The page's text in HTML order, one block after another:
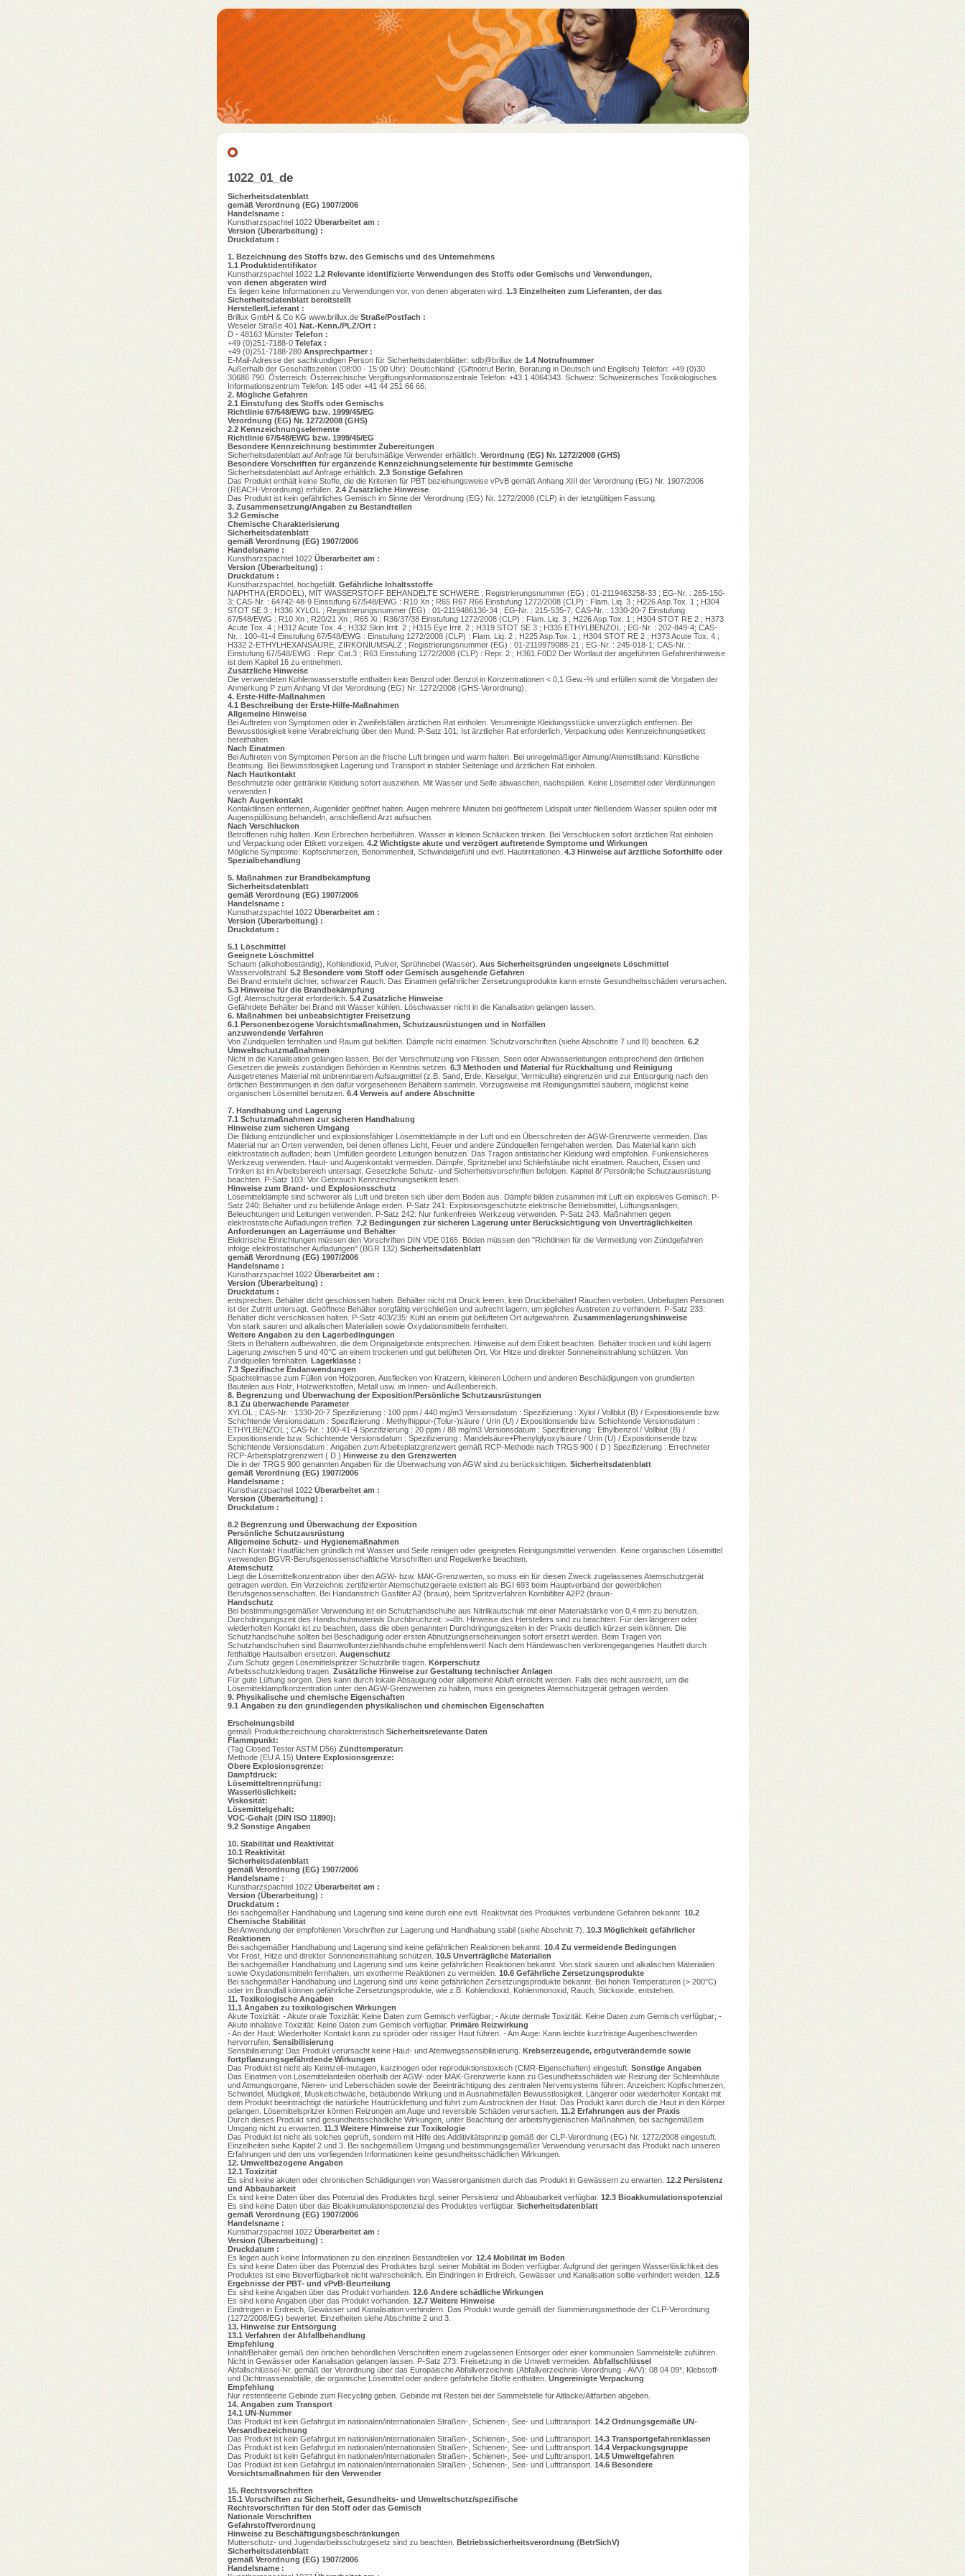
1022_01_de
Sicherheitsdatenblatt
gemäß Verordnung (EG) 1907/2006
Handelsname :
Kunstharzspachtel 1022 Überarbeitet am :
Version (Überarbeitung) :
Druckdatum :
1. Bezeichnung des Stoffs bzw. des Gemischs und des Unternehmens
1.1 Produktidentifikator
Kunstharzspachtel 1022 1.2 Relevante identifizierte Verwendungen des Stoffs oder Gemischs und Verwendungen,
von denen abgeraten wird
Es liegen keine Informationen zu Verwendungen vor, von denen abgeraten wird. 1.3 Einzelheiten zum Lieferanten, der das
Sicherheitsdatenblatt bereitstellt
Hersteller/Lieferant :
Brillux GmbH & Co KG www.brillux.de Straße/Postfach :
Weseler Straße 401 Nat.-Kenn./PLZ/Ort :
D - 48163 Münster Telefon :
+49 (0)251-7188-0 Telefax :
+49 (0)251-7188-280 Ansprechpartner :
E-Mail-Adresse der sachkundigen Person für Sicherheitsdatenblätter: sdb@brillux.de 1.4 Notrufnummer
Außerhalb der Geschäftszeiten (08:00 - 15:00 Uhr): Deutschland: (Giftnotruf Berlin, Beratung in Deutsch und Englisch) Telefon: +49 (0)30
30686 790. Österreich: Österreichische Vergiftungsinformationszentrale Telefon: +43 1 4064343. Schweiz: Schweizerisches Toxikologisches
Informationszentrum Telefon: 145 oder +41 44 251 66 66.
2. Mögliche Gefahren
2.1 Einstufung des Stoffs oder Gemischs
Richtlinie 67/548/EWG bzw. 1999/45/EG
Verordnung (EG) Nr. 1272/2008 (GHS)
2.2 Kennzeichnungselemente
Richtlinie 67/548/EWG bzw. 1999/45/EG
Besondere Kennzeichnung bestimmter Zubereitungen
Sicherheitsdatenblatt auf Anfrage für berufsmäßige Verwender erhältlich. Verordnung (EG) Nr. 1272/2008 (GHS)
Besondere Vorschriften für ergänzende Kennzeichnungselemente für bestimmte Gemische
Sicherheitsdatenblatt auf Anfrage erhältlich. 2.3 Sonstige Gefahren
Das Produkt enthält keine Stoffe, die die Kriterien für PBT beziehungsweise vPvB gemäß Anhang XIII der Verordnung (EG) Nr. 1907/2006
(REACH-Verordnung) erfüllen. 2.4 Zusätzliche Hinweise
Das Produkt ist kein gefährliches Gemisch im Sinne der Verordnung (EG) Nr. 1272/2008 (CLP) in der letztgültigen Fassung.
3. Zusammensetzung/Angaben zu Bestandteilen
3.2 Gemische
Chemische Charakterisierung
Sicherheitsdatenblatt
gemäß Verordnung (EG) 1907/2006
Handelsname :
Kunstharzspachtel 1022 Überarbeitet am :
Version (Überarbeitung) :
Druckdatum :
Kunstharzspachtel, hochgefüllt. Gefährliche Inhaltsstoffe
NAPHTHA (ERDOEL), MIT WASSERSTOFF BEHANDELTE SCHWERE ; Registrierungsnummer (EG) : 01-2119463258-33 ; EG-Nr. : 265-150-
3; CAS-Nr. : 64742-48-9 Einstufung 67/548/EWG : R10 Xn ; R65 R67 R66 Einstufung 1272/2008 (CLP) : Flam. Liq. 3 ; H226 Asp.Tox. 1 ; H304
STOT SE 3 ; H336 XYLOL ; Registrierungsnummer (EG) : 01-2119486136-34 ; EG-Nr. : 215-535-7; CAS-Nr. : 1330-20-7 Einstufung
67/548/EWG : R10 Xn ; R20/21 Xn ; R65 Xi ; R36/37/38 Einstufung 1272/2008 (CLP) : Flam. Liq. 3 ; H226 Asp.Tox. 1 ; H304 STOT RE 2 ; H373
Acute Tox. 4 ; H312 Acute Tox. 4 ; H332 Skin Irrit. 2 ; H315 Eye Irrit. 2 ; H319 STOT SE 3 ; H335 ETHYLBENZOL ; EG-Nr. : 202-849-4; CAS-
Nr. : 100-41-4 Einstufung 67/548/EWG : Einstufung 1272/2008 (CLP) : Flam. Liq. 2 ; H225 Asp.Tox. 1 ; H304 STOT RE 2 ; H373 Acute Tox. 4 ;
H332 2-ETHYLHEXANSÄURE, ZIRKONIUMSALZ ; Registrierungsnummer (EG) : 01-2119979088-21 ; EG-Nr. : 245-018-1; CAS-Nr. :
Einstufung 67/548/EWG : Repr. Cat.3 ; R63 Einstufung 1272/2008 (CLP) : Repr. 2 ; H361.F0D2 Der Wortlaut der angeführten Gefahrenhinweise
ist dem Kapitel 16 zu entnehmen.
Zusätzliche Hinweise
Die verwendeten Kohlenwasserstoffe enthalten kein Benzol oder Benzol in Konzentrationen < 0,1 Gew.-% und erfüllen somit die Vorgaben der
Anmerkung P zum Anhang VI der Verordnung (EG) Nr. 1272/2008 (GHS-Verordnung).
4. Erste-Hilfe-Maßnahmen
4.1 Beschreibung der Erste-Hilfe-Maßnahmen
Allgemeine Hinweise
Bei Auftreten von Symptomen oder in Zweifelsfällen ärztlichen Rat einholen. Verunreinigte Kleidungsstücke unverzüglich entfernen. Bei
Bewusstlosigkeit keine Verabreichung über den Mund. P-Satz 101: Ist ärztlicher Rat erforderlich, Verpackung oder Kennzeichnungsetikett
bereithalten.
Nach Einatmen
Bei Auftreten von Symptomen Person an die frische Luft bringen und warm halten. Bei unregelmäßiger Atmung/Atemstillstand: Künstliche
Beatmung. Bei Bewusstlosigkeit Lagerung und Transport in stabiler Seitenlage und ärztlichen Rat einholen.
Nach Hautkontakt
Beschmutzte oder getränkte Kleidung sofort ausziehen. Mit Wasser und Seife abwaschen, nachspülen. Keine Lösemittel oder Verdünnungen
verwenden !
Nach Augenkontakt
Kontaktlinsen entfernen, Augenlider geöffnet halten. Augen mehrere Minuten bei geöffnetem Lidspalt unter fließendem Wasser spülen oder mit
Augenspüllösung behandeln, anschließend Arzt aufsuchen.
Nach Verschlucken
Betroffenen ruhig halten. Kein Erbrechen herbeiführen. Wasser in kleinen Schlucken trinken. Bei Verschlucken sofort ärztlichen Rat einholen
und Verpackung oder Etikett vorzeigen. 4.2 Wichtigste akute und verzögert auftretende Symptome und Wirkungen
Mögliche Symptome: Kopfschmerzen, Benommenheit, Schwindelgefühl und evtl. Hautirritationen. 4.3 Hinweise auf ärztliche Soforthilfe oder
Spezialbehandlung
5. Maßnahmen zur Brandbekämpfung
Sicherheitsdatenblatt
gemäß Verordnung (EG) 1907/2006
Handelsname :
Kunstharzspachtel 1022 Überarbeitet am :
Version (Überarbeitung) :
Druckdatum :
5.1 Löschmittel
Geeignete Löschmittel
Schaum (alkoholbeständig), Kohlendioxid, Pulver, Sprühnebel (Wasser). Aus Sicherheitsgründen ungeeignete Löschmittel
Wasservollstrahl. 5.2 Besondere vom Stoff oder Gemisch ausgehende Gefahren
Bei Brand entsteht dichter, schwarzer Rauch. Das Einatmen gefährlicher Zersetzungsprodukte kann ernste Gesundheitsschäden verursachen.
5.3 Hinweise für die Brandbekämpfung
Ggf. Atemschutzgerät erforderlich. 5.4 Zusätzliche Hinweise
Gefährdete Behälter bei Brand mit Wasser kühlen. Löschwasser nicht in die Kanalisation gelangen lassen.
6. Maßnahmen bei unbeabsichtigter Freisetzung
6.1 Personenbezogene Vorsichtsmaßnahmen, Schutzausrüstungen und in Notfällen
anzuwendende Verfahren
Von Zündquellen fernhalten und Raum gut belüften. Dämpfe nicht einatmen. Schutzvorschriften (siehe Abschnitte 7 und 8) beachten. 6.2
Umweltschutzmaßnahmen
Nicht in die Kanalisation gelangen lassen. Bei der Verschmutzung von Flüssen, Seen oder Abwasserleitungen entsprechend den örtlichen
Gesetzen die jeweils zuständigen Behörden in Kenntnis setzen. 6.3 Methoden und Material für Rückhaltung und Reinigung
Ausgetretenes Material mit unbrennbarem Aufsaugmittel (z.B. Sand, Erde, Kieselgur, Vermiculite) eingrenzen und zur Entsorgung nach den
örtlichen Bestimmungen in den dafür vorgesehenen Behältern sammeln. Vorzugsweise mit Reinigungsmittel säubern, möglichst keine
organischen Lösemittel benutzen. 6.4 Verweis auf andere Abschnitte
7. Handhabung und Lagerung
7.1 Schutzmaßnahmen zur sicheren Handhabung
Hinweise zum sicheren Umgang
Die Bildung entzündlicher und explosionsfähiger Lösemitteldämpfe in der Luft und ein Überschreiten der AGW-Grenzwerte vermeiden. Das
Material nur an Orten verwenden, bei denen offenes Licht, Feuer und andere Zündquellen ferngehalten werden. Das Material kann sich
elektrostatisch aufladen; beim Umfüllen geerdete Leitungen benutzen. Das Tragen antistatischer Kleidung wird empfohlen. Funkensicheres
Werkzeug verwenden. Haut- und Augenkontakt vermeiden. Dämpfe, Spritznebel und Schleifstäube nicht einatmen. Rauchen, Essen und
Trinken ist im Arbeitsbereich untersagt. Gesetzliche Schutz- und Sicherheitsvorschriften befolgen. Kapitel 8/ Persönliche Schutzausrüstung
beachten. P-Satz 103: Vor Gebrauch Kennzeichnungsetikett lesen.
Hinweise zum Brand- und Explosionsschutz
Lösemitteldämpfe sind schwerer als Luft und breiten sich über dem Boden aus. Dämpfe bilden zusammen mit Luft ein explosives Gemisch. P-
Satz 240: Behälter und zu befüllende Anlage erden. P-Satz 241: Explosionsgeschützte elektrische Betriebsmittel, Lüftungsanlagen,
Beleuchtungen und Leitungen verwenden. P-Satz 242: Nur funkenfreies Werkzeug verwenden. P-Satz 243: Maßnahmen gegen
elektrostatische Aufladungen treffen. 7.2 Bedingungen zur sicheren Lagerung unter Berücksichtigung von Unverträglichkeiten
Anforderungen an Lagerräume und Behälter
Elektrische Einrichtungen müssen den Vorschriften DIN VDE 0165. Böden müssen den "Richtlinien für die Vermeidung von Zündgefahren
infolge elektrostatischer Aufladungen" (BGR 132) Sicherheitsdatenblatt
gemäß Verordnung (EG) 1907/2006
Handelsname :
Kunstharzspachtel 1022 Überarbeitet am :
Version (Überarbeitung) :
Druckdatum :
entsprechen. Behälter dicht geschlossen halten. Behälter nicht mit Druck leeren, kein Druckbehälter! Rauchen verboten. Unbefugten Personen
ist der Zutritt untersagt. Geöffnete Behälter sorgfältig verschließen und aufrecht lagern, um jegliches Austreten zu verhindern. P-Satz 233:
Behälter dicht verschlossen halten. P-Satz 403/235: Kühl an einem gut belüfteten Ort aufgewahren. Zusammenlagerungshinweise
Von stark sauren und alkalischen Materialien sowie Oxydationsmitteln fernhalten.
Weitere Angaben zu den Lagerbedingungen
Stets in Behältern aufbewahren, die dem Originalgebinde entsprechen. Hinweise auf dem Etikett beachten. Behälter trocken und kühl lagern.
Lagerung zwischen 5 und 40°C an einem trockenen und gut belüfteten Ort. Vor Hitze und direkter Sonneneinstrahlung schützen. Von
Zündquellen fernhalten. Lagerklasse :
7.3 Spezifische Endanwendungen
Spachtelmasse zum Füllen von Holzporen, Ausflecken von Kratzern, kleineren Löchern und anderen Beschädigungen von grundierten
Bauteilen aus Holz, Holzwerkstoffen, Metall usw. im Innen- und Außenbereich.
8. Begrenzung und Überwachung der Exposition/Persönliche Schutzausrüstungen
8.1 Zu überwachende Parameter
XYLOL ; CAS-Nr. : 1330-20-7 Spezifizierung : 100 ppm / 440 mg/m3 Versionsdatum : Spezifizierung : Xylol / Vollblut (B) / Expositionsende bzw.
Schichtende Versionsdatum : Spezifizierung : Methylhippur-(Tolur-)säure / Urin (U) / Expositionsende bzw. Schichtende Versionsdatum :
ETHYLBENZOL ; CAS-Nr. : 100-41-4 Spezifizierung : 20 ppm / 88 mg/m3 Versionsdatum : Spezifizierung : Ethylbenzol / Vollblut (B) /
Expositionsende bzw. Schichtende Versionsdatum : Spezifizierung : Mandelsäure+Phenylglyoxylsäure / Urin (U) / Expositionsende bzw.
Schichtende Versionsdatum : Angaben zum Arbeitsplatzgrenzwert gemäß RCP-Methode nach TRGS 900 ( D ) Spezifizierung : Errechneter
RCP-Arbeitsplatzgrenzwert ( D ) Hinweise zu den Grenzwerten
Die in der TRGS 900 genannten Angaben für die Überwachung von AGW sind zu berücksichtigen. Sicherheitsdatenblatt
gemäß Verordnung (EG) 1907/2006
Handelsname :
Kunstharzspachtel 1022 Überarbeitet am :
Version (Überarbeitung) :
Druckdatum :
8.2 Begrenzung und Überwachung der Exposition
Persönliche Schutzausrüstung
Allgemeine Schutz- und Hygienemaßnahmen
Nach Kontakt Hautflächen gründlich mit Wasser und Seife reinigen oder geeignetes Reinigungsmittel verwenden. Keine organischen Lösemittel
verwenden BGVR-Berufsgenossenschaftliche Vorschriften und Regelwerke beachten.
Atemschutz
Liegt die Lösemittelkonzentration über den AGW- bzw. MAK-Grenzwerten, so muss ein für diesen Zweck zugelassenes Atemschutzgerät
getragen werden. Ein Verzeichnis zertifizierter Atemschutzgeraete existiert als BGI 693 beim Hauptverband der gewerblichen
Berufsgenossenschaften. Bei Handanstrich Gasfilter A2 (braun), beim Spritzverfahren Kombifilter A2P2 (braun-
Handschutz
Bei bestimmungsgemäßer Verwendung ist ein Schutzhandschuhe aus Nitrilkautschuk mit einer Materialstärke von 0,4 mm zu benutzen.
Durchdringungszeit des Handschuhmaterials Durchbruchzeit: >=8h. Hinweise des Herstellers sind zu beachten. Für den längeren oder
wiederholten Kontakt ist zu beachten, dass die oben genannten Durchdringungszeiten in der Praxis deutlich kürzer sein können. Die
Schutzhandschuhe sollten bei Beschädigung oder ersten Abnutzungserscheinungen sofort ersetzt werden. Beim Tragen von
Schutzhandschuhen sind Baumwollunterziehhandschuhe empfehlenswert! Nach dem Händewaschen verlorengegangenes Hautfett durch
fetthaltige Hautsalben ersetzen. Augenschutz
Zum Schutz gegen Lösemittelspritzer Schutzbrille tragen. Körperschutz
Arbeitsschutzkleidung tragen. Zusätzliche Hinweise zur Gestaltung technischer Anlagen
Für gute Lüftung sorgen. Dies kann durch lokale Absaugung oder allgemeine Abluft erreicht werden. Falls dies nicht ausreicht, um die
Lösemitteldampfkonzentration unter den AGW-Grenzwerten zu halten, muss ein geeignetes Atemschutzgerät getragen werden.
9. Physikalische und chemische Eigenschaften
9.1 Angaben zu den grundlegenden physikalischen und chemischen Eigenschaften
Erscheinungsbild
gemäß Produktbezeichnung charakteristisch Sicherheitsrelevante Daten
Flammpunkt:
(Tag Closed Tester ASTM D56) Zündtemperatur:
Methode (EU A.15) Untere Explosionsgrenze:
Obere Explosionsgrenze:
Dampfdruck:
Lösemitteltrennprüfung:
Wasserlöslichkeit:
Viskosität:
Lösemittelgehalt:
VOC-Gehalt (DIN ISO 11890):
9.2 Sonstige Angaben
10. Stabilität und Reaktivität
10.1 Reaktivität
Sicherheitsdatenblatt
gemäß Verordnung (EG) 1907/2006
Handelsname :
Kunstharzspachtel 1022 Überarbeitet am :
Version (Überarbeitung) :
Druckdatum :
Bei sachgemäßer Handhabung und Lagerung sind keine durch eine evtl. Reaktivität des Produktes verbundene Gefahren bekannt. 10.2
Chemische Stabilität
Bei Anwendung der empfohlenen Vorschriften zur Lagerung und Handhabung stabil (siehe Abschnitt 7). 10.3 Möglichkeit gefährlicher
Reaktionen
Bei sachgemäßer Handhabung und Lagerung sind keine gefährlichen Reaktionen bekannt. 10.4 Zu vermeidende Bedingungen
Vor Frost, Hitze und direkter Sonneneinstrahlung schützen. 10.5 Unverträgliche Materialien
Bei sachgemäßer Handhabung und Lagerung sind uns keine gefährlichen Reaktionen bekannt. Von stark sauren und alkalischen Materialien
sowie Oxydationsmitteln fernhalten, um exotherme Reaktionen zu vermeiden. 10.6 Gefährliche Zersetzungsprodukte
Bei sachgemäßer Handhabung und Lagerung sind uns keine gefährlichen Zersetzungsprodukte bekannt. Bei hohen Temperaturen (> 200°C)
oder im Brandfall können gefährliche Zersetzungsprodukte, wie z.B. Kohlendioxid, Kohlenmonoxid, Rauch, Stickoxide, entstehen.
11. Toxikologische Angaben
11.1 Angaben zu toxikologischen Wirkungen
Akute Toxizität: - Akute orale Toxizität: Keine Daten zum Gemisch verfügbar; - Akute dermale Toxizität: Keine Daten zum Gemisch verfügbar; -
Akute inhalative Toxizität: Keine Daten zum Gemisch verfügbar. Primäre Reizwirkung
- An der Haut: Wiederholter Kontakt kann zu spröder oder rissiger Haut führen. - Am Auge: Kann leichte kurzfristige Augenbeschwerden
hervorrufen. Sensibilisierung
Sensibilisierung: Das Produkt verursacht keine Haut- und Atemwegssensibilisierung. Krebserzeugende, erbgutverändernde sowie
fortpflanzungsgefährdende Wirkungen
Das Produkt ist nicht als Keimzell-mutagen, karzinogen oder reproduktionstoxisch (CMR-Eigenschaften) eingestuft. Sonstige Angaben
Das Einatmen von Lösemittelanteilen oberhalb der AGW- oder MAK-Grenzwerte kann zu Gesundheitsschäden wie Reizung der Schleimhäute
und Atmungsorgane, Nieren- und Leberschäden sowie der Beeinträchtigung des zentralen Nervensystems führen. Anzeichen: Kopfschmerzen,
Schwindel, Müdigkeit, Muskelschwäche, betäubende Wirkung und in Ausnahmefällen Bewusstlosigkeit. Längerer oder wiederholter Kontakt mit
dem Produkt beeinträchtigt die natürliche Hautrückfettung und führt zum Austrocknen der Haut. Das Produkt kann durch die Haut in den Körper
gelangen. Lösemittelspritzer können Reizungen am Auge und reversible Schäden verursachen. 11.2 Erfahrungen aus der Praxis
Durch dieses Produkt sind gesundheitsschädliche Wirkungen, unter Beachtung der arbeitshygienischen Maßnahmen, bei sachgemäßem
Umgang nicht zu erwarten. 11.3 Weitere Hinweise zur Toxikologie
Das Produkt ist nicht als solches geprüft, sondern mit Hilfe des Additivitätsprinzip gemäß der CLP-Verordnung (EG) Nr. 1272/2008 eingestuft.
Einzelheiten siehe Kapitel 2 und 3. Bei sachgemäßem Umgang und bestimmungsgemäßer Verwendung verursacht das Produkt nach unseren
Erfahrungen und den uns vorliegenden Informationen keine gesundheitsschädlichen Wirkungen.
12. Umweltbezogene Angaben
12.1 Toxizität
Es sind keine akuten oder chronischen Schädigungen von Wasserorganismen durch das Produkt in Gewässern zu erwarten. 12.2 Persistenz
und Abbaubarkeit
Es sind keine Daten über das Potenzial des Produktes bzgl. seiner Persistenz und Abbaubarkeit verfügbar. 12.3 Bioakkumulationspotenzial
Es sind keine Daten über das Bioakkumulationspotenzial des Produktes verfügbar. Sicherheitsdatenblatt
gemäß Verordnung (EG) 1907/2006
Handelsname :
Kunstharzspachtel 1022 Überarbeitet am :
Version (Überarbeitung) :
Druckdatum :
Es liegen auch keine Informationen zu den einzelnen Bestandteilen vor. 12.4 Mobilität im Boden
Es sind keine Daten über das Potenzial des Produktes bzgl. seiner Mobilität im Boden verfügbar. Aufgrund der geringen Wasserlöslichkeit des
Produktes ist eine Bioverfügbarkeit nicht wahrscheinlich. Ein Eindringen in Erdreich, Gewässer und Kanalisation sollte verhindert werden. 12.5
Ergebnisse der PBT- und vPvB-Beurteilung
Es sind keine Angaben über das Produkt vorhanden. 12.6 Andere schädliche Wirkungen
Es sind keine Angaben über das Produkt vorhanden. 12.7 Weitere Hinweise
Eindringen in Erdreich, Gewässer und Kanalisation verhindern. Das Produkt wurde gemäß der Summierungsmethode der CLP-Verordnung
(1272/2008/EG) bewertet. Einzelheiten siehe Abschnitte 2 und 3.
13. Hinweise zur Entsorgung
13.1 Verfahren der Abfallbehandlung
Empfehlung
Inhalt/Behälter gemäß den örtichen behördlichen Verschriften einem zugelassenen Entsorger oder einer kommunalen Sammelstelle zuführen.
Nicht in Gewässer oder Kanalisation gelangen lassen. P-Satz 273: Freisetzung in die Umwelt vermeiden. Abfallschlüssel
Abfallschlüssel-Nr. gemäß der Verordnung über das Europäische Abfallverzeichnis (Abfallverzeichnis-Verordnung - AVV): 08 04 09*, Klebstoff-
und Dichtmassenabfälle, die organische Lösemittel oder andere gefährliche Stoffe enthalten. Ungereinigte Verpackung
Empfehlung
Nur restentleerte Gebinde zum Recycling geben. Gebinde mit Resten bei der Sammelstelle für Altlacke/Altfarben abgeben.
14. Angaben zum Transport
14.1 UN-Nummer
Das Produkt ist kein Gefahrgut im nationalen/internationalen Straßen-, Schienen-, See- und Lufttransport. 14.2 Ordnungsgemäße UN-
Versandbezeichnung
Das Produkt ist kein Gefahrgut im nationalen/internationalen Straßen-, Schienen-, See- und Lufttransport. 14.3 Transportgefahrenklassen
Das Produkt ist kein Gefahrgut im nationalen/internationalen Straßen-, Schienen-, See- und Lufttransport. 14.4 Verpackungsgruppe
Das Produkt ist kein Gefahrgut im nationalen/internationalen Straßen-, Schienen-, See- und Lufttransport. 14.5 Umweltgefahren
Das Produkt ist kein Gefahrgut im nationalen/internationalen Straßen-, Schienen-, See- und Lufttransport. 14.6 Besondere
Vorsichtsmaßnahmen für den Verwender
15. Rechtsvorschriften
15.1 Vorschriften zu Sicherheit, Gesundheits- und Umweltschutz/spezifische
Rechtsvorschriften für den Stoff oder das Gemisch
Nationale Vorschriften
Gefahrstoffverordnung
Hinweise zu Beschäftigungsbeschränkungen
Mutterschutz- und Jugendarbeitsschutzgesetz sind zu beachten. Betriebssicherheitsverordnung (BetrSichV)
Sicherheitsdatenblatt
gemäß Verordnung (EG) 1907/2006
Handelsname :